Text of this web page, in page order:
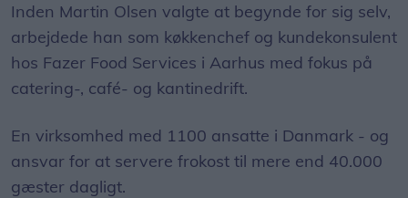
Inden Martin Olsen valgte at begynde for sig selv,
arbejdede han som køkkenchef og kundekonsulent
hos Fazer Food Services i Aarhus med fokus på
catering-, café- og kantinedrift.
En virksomhed med 1100 ansatte i Danmark - og
ansvar for at servere frokost til mere end 40.000
gæster dagligt.